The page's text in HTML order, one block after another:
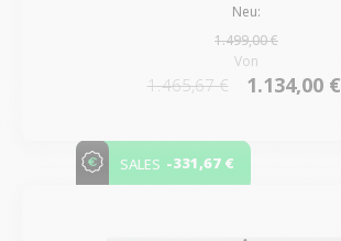
Neu:
1.499,00 €
Von
1.465,67 € 1.134,00 €
SALES -331,67 €